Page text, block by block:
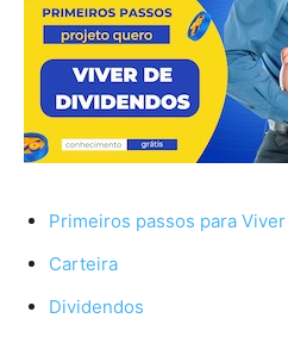
Primeiros passos para
Carteira
Dividendos